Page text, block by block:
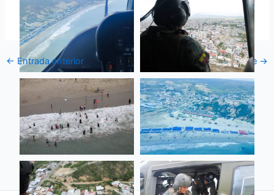
← Entrada anterior Entrada siguiente →